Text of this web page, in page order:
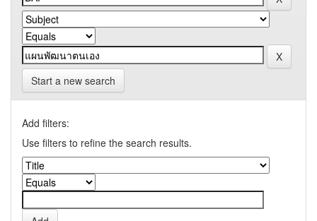
Start a new search
Add filters:
Use filters to refine the search results.